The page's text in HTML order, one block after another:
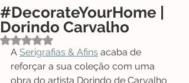
#DecorateYourHome |
Dorindo Carvalho
Avaliado com NaN de 5 estrelas.
A Serigrafias & Afins acaba de
reforçar a sua coleção com uma
obra do artista Dorindo de Carvalho